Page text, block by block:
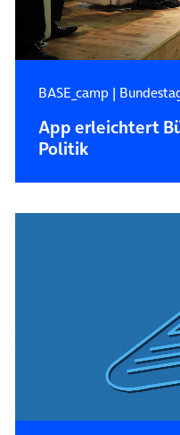
BASE_camp |
App erleichtert
Politik